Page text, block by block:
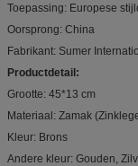
Toepassing: Europese
Oorsprong: China
Fabrikant: Sumer
Productdetail:
Grootte: 45*13 cm
Materiaal: Zamak
Kleur: Brons
Andere kleur: Gouden,